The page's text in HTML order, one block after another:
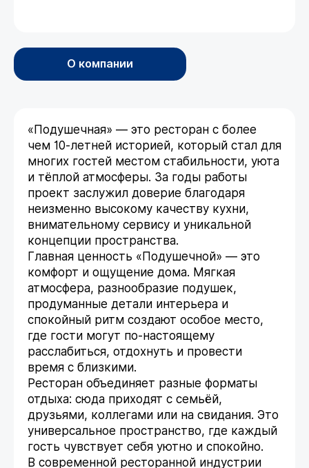
О компании
«Подушечная» — это ресторан с более
чем 10-летней историей, который стал для
многих гостей местом стабильности, уюта
и тёплой атмосферы. За годы работы
проект заслужил доверие благодаря
неизменно высокому качеству кухни,
внимательному сервису и уникальной
концепции пространства.
Главная ценность «Подушечной» — это
комфорт и ощущение дома. Мягкая
атмосфера, разнообразие подушек,
продуманные детали интерьера и
спокойный ритм создают особое место,
где гости могут по-настоящему
расслабиться, отдохнуть и провести
время с близкими.
Ресторан объединяет разные форматы
отдыха: сюда приходят с семьёй,
друзьями, коллегами или на свидания. Это
универсальное пространство, где каждый
гость чувствует себя уютно и спокойно.
В современной ресторанной индустрии